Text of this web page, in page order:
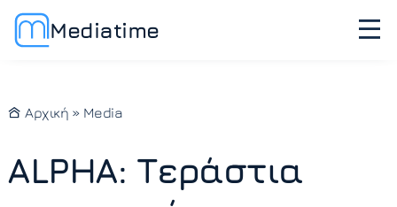
Mediatime
Αρχική » Media
ALPHA: Τεράστια